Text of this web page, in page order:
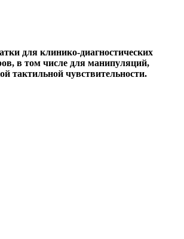
для клинико-диагностических
в том числе для манипуляций,
тактильной чувствительности.